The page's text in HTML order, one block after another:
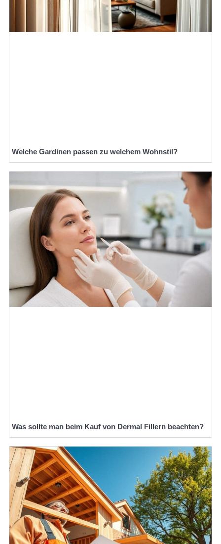
Welche Gardinen passen zu welchem Wohnstil?
Was sollte man beim Kauf von Dermal Fillern beachten?